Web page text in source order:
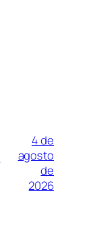
4 de
agosto
de
2026